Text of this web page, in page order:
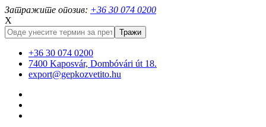
Затражите опозив: +36 30 074 0200
X
+36 30 074 0200
7400 Kaposvár, Dombóvári út 18.
export@gepkozvetito.hu